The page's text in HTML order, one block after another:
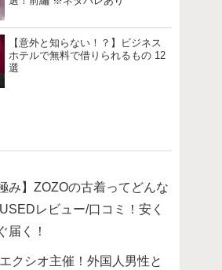
【意外と知らない！？】ビジネス
ホテルで無料で借りられるもの 12
選
み】ZOZOの古着ってどんな
レビュー/口コミ！安く
届く！
クシオ主催！外国人男性と